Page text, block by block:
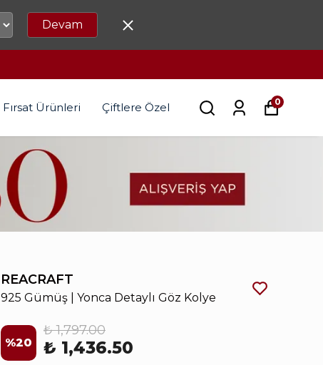
Devam
Fırsat Ürünleri Çiftlere Özel 0
REACRAFT
925 Gümüş | Yonca Detaylı Göz Kolye
%20
₺ 1,797.00
₺ 1,436.50